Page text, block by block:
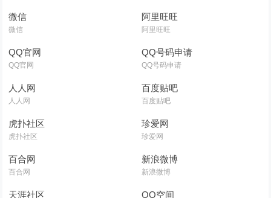
微信
微信
阿里旺旺
阿里旺旺
QQ官网
QQ官网
QQ号码申请
QQ号码申请
人人网
人人网
百度贴吧
百度贴吧
虎扑社区
虎扑社区
珍爱网
珍爱网
百合网
百合网
新浪微博
新浪微博
天涯社区 QQ空间